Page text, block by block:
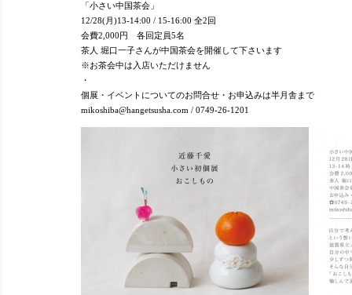
「小さい中国茶会」
12/28(月)13-14:00 / 15-16:00 全2回
会費2,000円 各回定員5名
茶人 堀口一子さんが中国茶会を開催して下さいます
※お茶会中は入店いただけません
・
個展・イベントについてのお問合せ・お申込みは半月舎まで
mikoshiba@hangetsusha.com / 0749-26-1201